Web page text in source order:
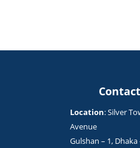
Location: Silver
Avenue
Gulshan – 1, Dhaka